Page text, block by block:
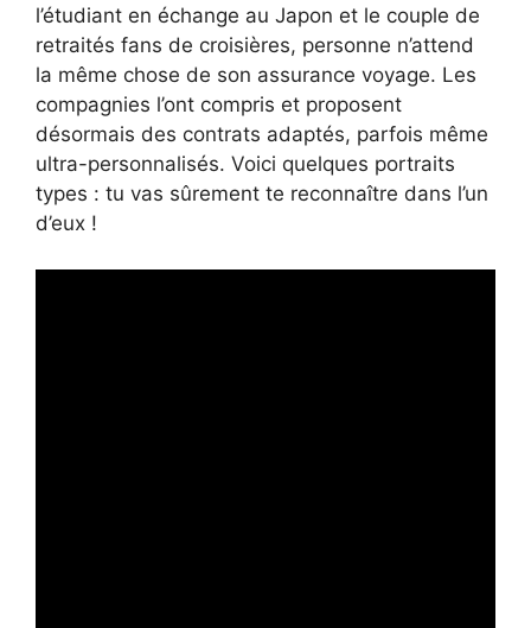
l’étudiant en échange au Japon et le couple de
retraités fans de croisières, personne n’attend
la même chose de son assurance voyage. Les
compagnies l’ont compris et proposent
désormais des contrats adaptés, parfois même
ultra-personnalisés. Voici quelques portraits
types : tu vas sûrement te reconnaître dans l’un
d’eux !